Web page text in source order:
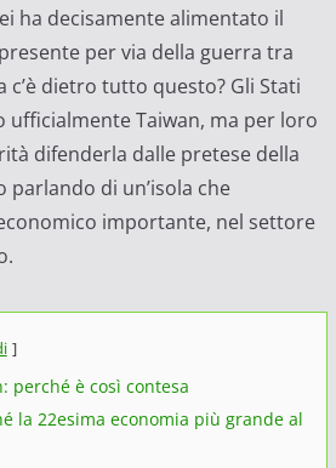
ha decisamente alimentato il
per via della guerra tra
c’è dietro tutto questo? Gli Stati
Taiwan, ma per loro
difenderla dalle pretese della
parlando di un’isola che
importante, nel settore
perché è così contesa
la 22esima economia più grande al